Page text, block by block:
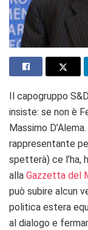
Il capogruppo
insiste: se non è
Massimo
rappresentante
spetterà) ce l’ha,
alla Gazzetta del
può subire alcun
politica estera
al dialogo e